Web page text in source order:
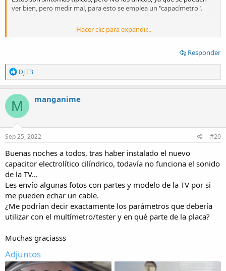
ver bien, pero medir mal, para esto se emplea un "capacímetro".
En ocasiones se puede medir colocado, aunque la medida real va a
En tu caso, la placa debe ser multicapa, por lo que dificulta el
desoldado y soldado de componentes.
Para tu caso, ni lo dudes, cambialo de una cortando las "patas" y
Hacer clic para expandir...
Responder
R
e
a
c
t
i
o
n
s
DJ T3
M manganime
Sep 25, 2022 #20
Buenas noches a todos, tras haber instalado el nuevo
capacitor electrolítico cilíndrico, todavía no funciona el sonido
de la TV...
Les envío algunas fotos con partes y modelo de la TV por si
me pueden echar un cable.
¿Me podrían decir exactamente los parámetros que debería
utilizar con el multímetro/tester y en qué parte de la placa?
Muchas graciasss
Adjuntos